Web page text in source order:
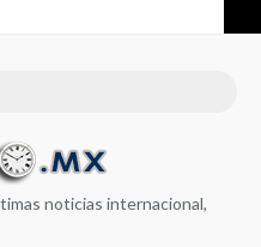
noticias internacional,